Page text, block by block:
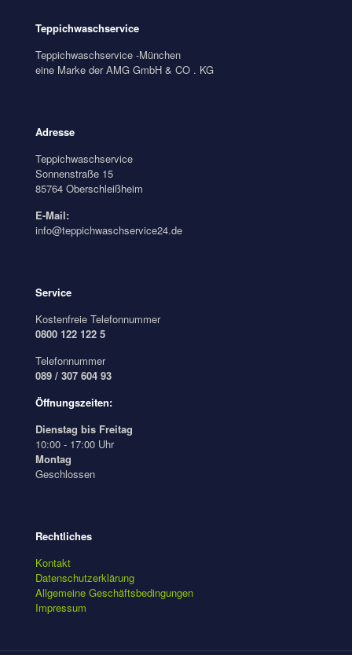
Teppichwaschservice
Teppichwaschservice -München
eine Marke der AMG GmbH & CO . KG
Adresse
Teppichwaschservice
Sonnenstraße 15
85764 Oberschleißheim
E-Mail:
info@teppichwaschservice24.de
Service
Kostenfreie Telefonnummer
0800 122 122 5
Telefonnummer
089 / 307 604 93
Öffnungszeiten:
Dienstag bis Freitag
10:00 - 17:00 Uhr
Montag
Geschlossen
Rechtliches
Kontakt
Datenschutzerklärung
Allgemeine Geschäftsbedingungen
Impressum